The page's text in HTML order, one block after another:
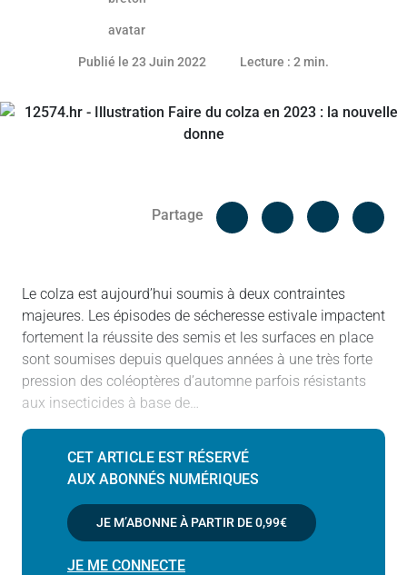
Publié le 23 Juin 2022 Lecture : 2 min.
Partage
Facebook
Le colza est aujourd’hui soumis à deux contraintes
majeures. Les épisodes de sécheresse estivale impactent
fortement la réussite des semis et les surfaces en place
sont soumises depuis quelques années à une très forte
pression des coléoptères d’automne parfois résistants
aux insecticides à base de…
CET ARTICLE EST RÉSERVÉ
AUX ABONNÉS NUMÉRIQUES
JE M’ABONNE À PARTIR DE0,99€
JE ME CONNECTE